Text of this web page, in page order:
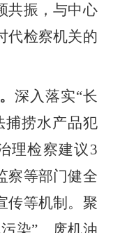
共振，与中心
代检察机关的
深入落实“长
捕捞水产品犯
理检察建议 3
察等部门健全
传等机制。聚
染”、废机油